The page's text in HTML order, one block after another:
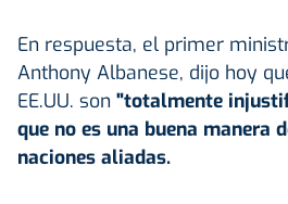
En respuesta, el primer
Anthony Albanese, dijo hoy
EE.UU. son "totalmente
que no es una buena manera
naciones aliadas.